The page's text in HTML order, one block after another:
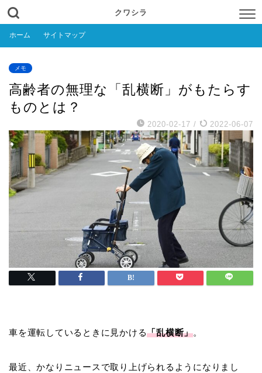
クワシラ
ホーム サイトマップ
メモ
高齢者の無理な「乱横断」がもたらす
ものとは？
2020-02-17 / 2022-06-07
車を運転しているときに見かける「乱横断」。
最近、かなりニュースで取り上げられるようになりまし